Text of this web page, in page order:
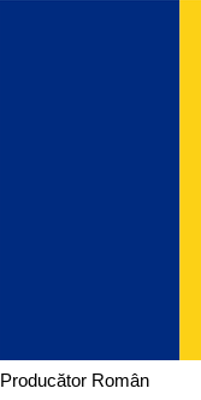
Producător Român